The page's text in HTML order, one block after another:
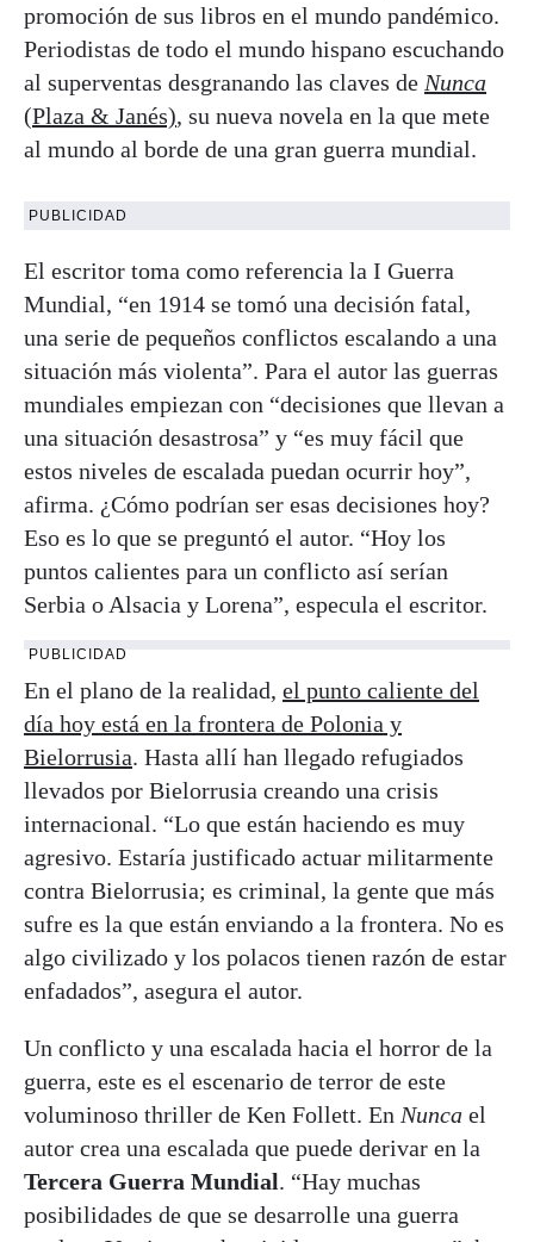
promoción de sus libros en el mundo pandémico.
Periodistas de todo el mundo hispano escuchando
al superventas desgranando las claves de Nunca
(Plaza & Janés), su nueva novela en la que mete
al mundo al borde de una gran guerra mundial.
PUBLICIDAD
El escritor toma como referencia la I Guerra
Mundial, “en 1914 se tomó una decisión fatal,
una serie de pequeños conflictos escalando a una
situación más violenta”. Para el autor las guerras
mundiales empiezan con “decisiones que llevan a
una situación desastrosa” y “es muy fácil que
estos niveles de escalada puedan ocurrir hoy”,
afirma. ¿Cómo podrían ser esas decisiones hoy?
Eso es lo que se preguntó el autor. “Hoy los
puntos calientes para un conflicto así serían
Serbia o Alsacia y Lorena”, especula el escritor.
PUBLICIDAD
En el plano de la realidad, el punto caliente del
día hoy está en la frontera de Polonia y
Bielorrusia. Hasta allí han llegado refugiados
llevados por Bielorrusia creando una crisis
internacional. “Lo que están haciendo es muy
agresivo. Estaría justificado actuar militarmente
contra Bielorrusia; es criminal, la gente que más
sufre es la que están enviando a la frontera. No es
algo civilizado y los polacos tienen razón de estar
enfadados”, asegura el autor.
Un conflicto y una escalada hacia el horror de la
guerra, este es el escenario de terror de este
voluminoso thriller de Ken Follett. En Nunca el
autor crea una escalada que puede derivar en la
Tercera Guerra Mundial. “Hay muchas
posibilidades de que se desarrolle una guerra